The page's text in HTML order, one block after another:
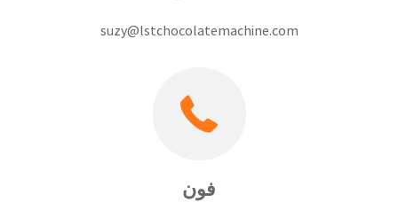
suzy@lstchocolatemachine.com
فون